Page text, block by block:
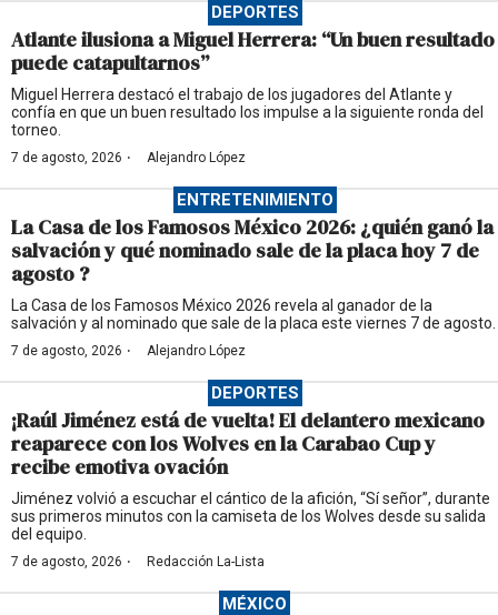
DEPORTES
Atlante ilusiona a Miguel Herrera: “Un buen resultado
puede catapultarnos”
Miguel Herrera destacó el trabajo de los jugadores del Atlante y
confía en que un buen resultado los impulse a la siguiente ronda del
torneo.
7 de agosto, 2026 · Alejandro López
ENTRETENIMIENTO
La Casa de los Famosos México 2026: ¿quién ganó la
salvación y qué nominado sale de la placa hoy 7 de
agosto ?
La Casa de los Famosos México 2026 revela al ganador de la
salvación y al nominado que sale de la placa este viernes 7 de agosto.
7 de agosto, 2026 · Alejandro López
DEPORTES
¡Raúl Jiménez está de vuelta! El delantero mexicano
reaparece con los Wolves en la Carabao Cup y
recibe emotiva ovación
Jiménez volvió a escuchar el cántico de la afición, “Sí señor”, durante
sus primeros minutos con la camiseta de los Wolves desde su salida
del equipo.
7 de agosto, 2026 · Redacción La-Lista
MÉXICO